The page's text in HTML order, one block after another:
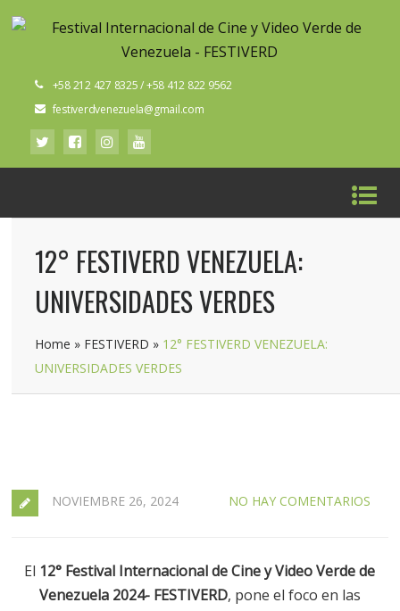
+58 212 427 8325 / +58 412 822 9562
festiverdvenezuela@gmail.com
12° FESTIVERD VENEZUELA:
UNIVERSIDADES VERDES
Home » FESTIVERD » 12° FESTIVERD VENEZUELA:
UNIVERSIDADES VERDES
NOVIEMBRE 26, 2024 NO HAY COMENTARIOS
El 12° Festival Internacional de Cine y Video Verde de
Venezuela 2024- FESTIVERD, pone el foco en las